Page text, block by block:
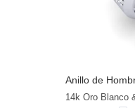
Anillo de
14k Oro Blanco